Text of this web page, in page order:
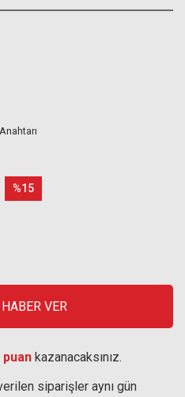
%15
VER
puan kazanacaksınız.
siparişler aynı gün